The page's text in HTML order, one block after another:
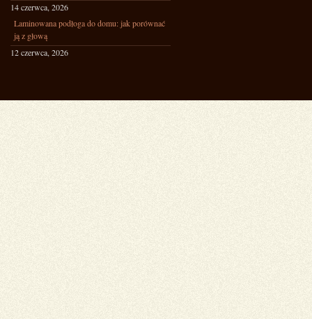
14 czerwca, 2026
Laminowana podłoga do domu: jak porównać
ją z głową
12 czerwca, 2026